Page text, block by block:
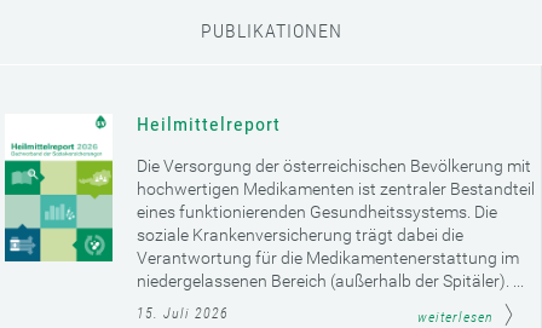
PUBLIKATIONEN
Heilmittelreport
Die Versorgung der österreichischen Bevölkerung mit
hochwertigen Medikamenten ist zentraler Bestandteil
eines funktionierenden Gesundheitssystems. Die
soziale Krankenversicherung trägt dabei die
Verantwortung für die Medikamentenerstattung im
niedergelassenen Bereich (außerhalb der Spitäler). ...
15. Juli 2026 weiterlesen